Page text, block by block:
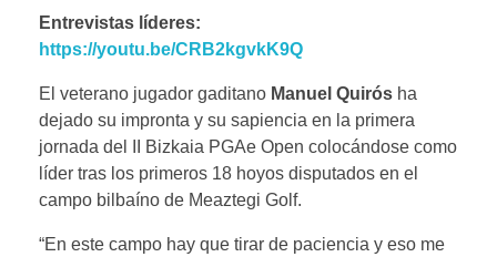
Entrevistas líderes:
https://youtu.be/CRB2kgvkK9Q
El veterano jugador gaditano Manuel Quirós ha
dejado su impronta y su sapiencia en la primera
jornada del II Bizkaia PGAe Open colocándose como
líder tras los primeros 18 hoyos disputados en el
campo bilbaíno de Meaztegi Golf.
“En este campo hay que tirar de paciencia y eso me